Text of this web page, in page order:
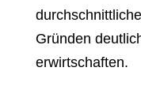
Gründen
erwirtschaften.